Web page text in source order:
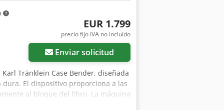
EUR 1.799
precio fijo IVA no incluído
Enviar solicitud
Tränklein Case Bender, diseñada
El dispositivo proporciona a las
al bloque del libro. La máquina
grosores de cubiertas. Su